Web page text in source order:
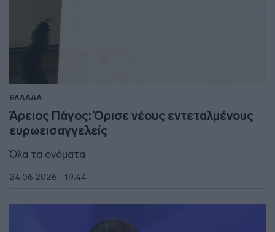
ΕΛΛΑΔΑ
Άρειος Πάγος: Όρισε νέους εντεταλμένους
ευρωεισαγγελείς
Όλα τα ονόματα
24.06.2026 - 19:44